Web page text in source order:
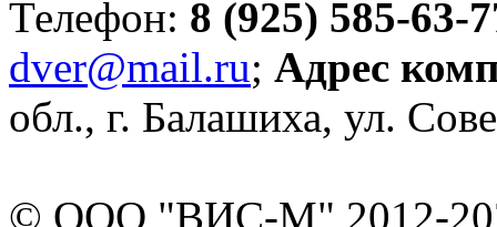
Телефон: 8 (925) 585-63-
dver@mail.ru; Адрес
обл., г. Балашиха, ул.
© ООО "ВИС-М" 2012-